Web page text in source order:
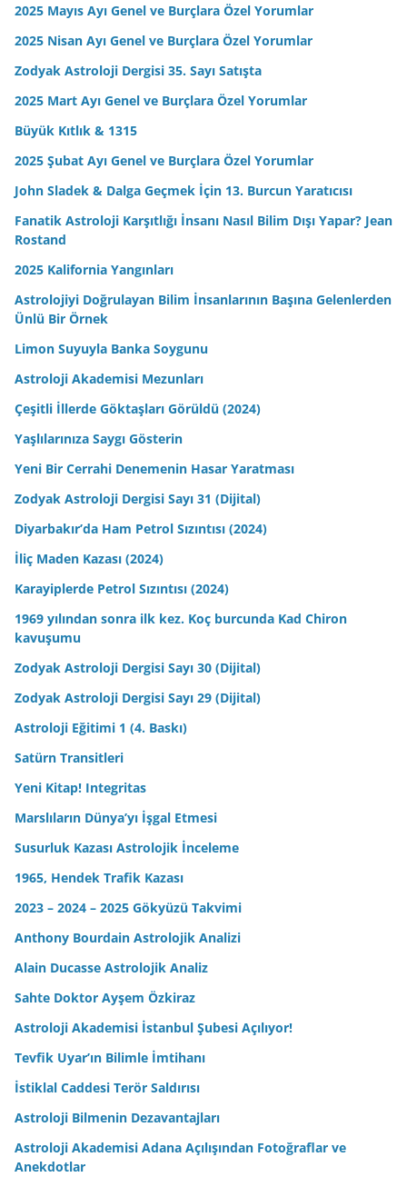
2025 Mayıs Ayı Genel ve Burçlara Özel Yorumlar
2025 Nisan Ayı Genel ve Burçlara Özel Yorumlar
Zodyak Astroloji Dergisi 35. Sayı Satışta
2025 Mart Ayı Genel ve Burçlara Özel Yorumlar
Büyük Kıtlık & 1315
2025 Şubat Ayı Genel ve Burçlara Özel Yorumlar
John Sladek & Dalga Geçmek İçin 13. Burcun Yaratıcısı
Fanatik Astroloji Karşıtlığı İnsanı Nasıl Bilim Dışı Yapar? Jean
Rostand
2025 Kalifornia Yangınları
Astrolojiyi Doğrulayan Bilim İnsanlarının Başına Gelenlerden
Ünlü Bir Örnek
Limon Suyuyla Banka Soygunu
Astroloji Akademisi Mezunları
Çeşitli İllerde Göktaşları Görüldü (2024)
Yaşlılarınıza Saygı Gösterin
Yeni Bir Cerrahi Denemenin Hasar Yaratması
Zodyak Astroloji Dergisi Sayı 31 (Dijital)
Diyarbakır’da Ham Petrol Sızıntısı (2024)
İliç Maden Kazası (2024)
Karayiplerde Petrol Sızıntısı (2024)
1969 yılından sonra ilk kez. Koç burcunda Kad Chiron
kavuşumu
Zodyak Astroloji Dergisi Sayı 30 (Dijital)
Zodyak Astroloji Dergisi Sayı 29 (Dijital)
Astroloji Eğitimi 1 (4. Baskı)
Satürn Transitleri
Yeni Kitap! Integritas
Marslıların Dünya’yı İşgal Etmesi
Susurluk Kazası Astrolojik İnceleme
1965, Hendek Trafik Kazası
2023 – 2024 – 2025 Gökyüzü Takvimi
Anthony Bourdain Astrolojik Analizi
Alain Ducasse Astrolojik Analiz
Sahte Doktor Ayşem Özkiraz
Astroloji Akademisi İstanbul Şubesi Açılıyor!
Tevfik Uyar’ın Bilimle İmtihanı
İstiklal Caddesi Terör Saldırısı
Astroloji Bilmenin Dezavantajları
Astroloji Akademisi Adana Açılışından Fotoğraflar ve
Anekdotlar